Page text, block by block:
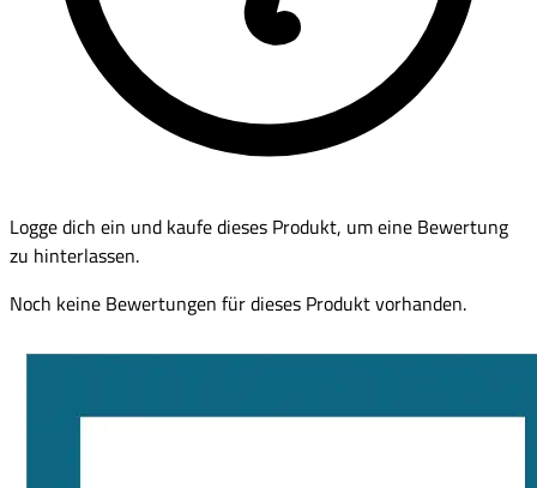
Logge dich ein und kaufe dieses Produkt, um eine Bewertung
zu hinterlassen.
Noch keine Bewertungen für dieses Produkt vorhanden.